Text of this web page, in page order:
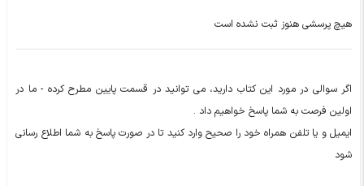
هیچ پرسشی هنوز ثبت نشده است
اگر سوالی در مورد این کتاب دارید، می توانید در قسمت پایین مطرح کرده - ما در
اولین فرصت به شما پاسخ خواهیم داد .
ایمیل و یا تلفن همراه خود را صحیح وارد کنید تا در صورت پاسخ به شما اطلاع رسانی
شود